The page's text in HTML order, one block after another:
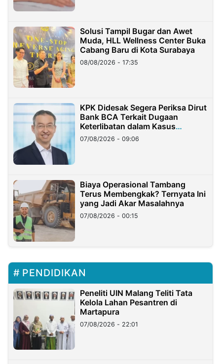
Solusi Tampil Bugar dan Awet
Muda, HLL Wellness Center Buka
Cabang Baru di Kota Surabaya
08/08/2026 - 17:35
KPK Didesak Segera Periksa Dirut
Bank BCA Terkait Dugaan
Keterlibatan dalam Kasus
Hilangnya Dana Nasabah Rp2,58
Miliar
07/08/2026 - 09:06
Biaya Operasional Tambang
Terus Membengkak? Ternyata Ini
yang Jadi Akar Masalahnya
07/08/2026 - 00:15
PENDIDIKAN
Peneliti UIN Malang Teliti Tata
Kelola Lahan Pesantren di
Martapura
07/08/2026 - 22:01